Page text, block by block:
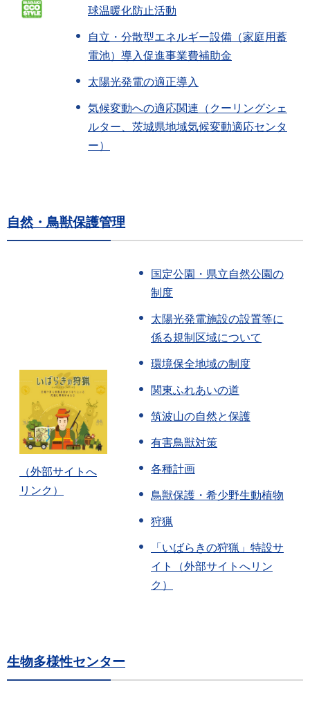
球温暖化防止活動
自立・分散型エネルギー設備（家庭用蓄
電池）導入促進事業費補助金
太陽光発電の適正導入
気候変動への適応関連（クーリングシェ
ルター、茨城県地域気候変動適応センタ
ー）
自然・鳥獣保護管理
（外部サイトへ
リンク）
国定公園・県立自然公園の
制度
太陽光発電施設の設置等に
係る規制区域について
環境保全地域の制度
関東ふれあいの道
筑波山の自然と保護
有害鳥獣対策
各種計画
鳥獣保護・希少野生動植物
狩猟
「いばらきの狩猟」特設サ
イト（外部サイトへリン
ク）
生物多様性センター